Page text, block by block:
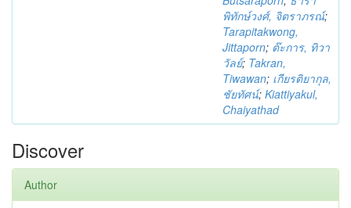
พิทักษ์วงศ์, จิตราภรณ์;
Tarapitakwong,
Jittaporn; ต๊ะการ, ทิวา
วัลย์; Takran,
Tiwawan; เกียรติยากุล,
ชัยทัศน์; Kiattiyakul,
Chaiyathad
Discover
Author